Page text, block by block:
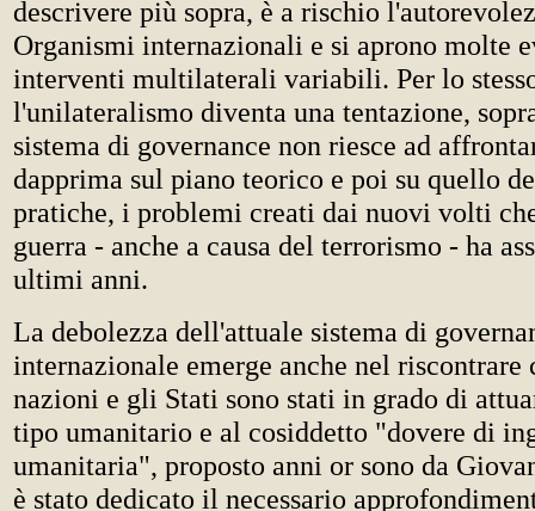
descrivere più sopra, è a rischio
Organismi internazionali e si aprono molte
interventi multilaterali variabili. Per lo
l'unilateralismo diventa una tentazione,
sistema di governance non riesce ad
dapprima sul piano teorico e poi su quello
pratiche, i problemi creati dai nuovi volti
guerra - anche a causa del terrorismo - ha
ultimi anni.
La debolezza dell'attuale sistema di
internazionale emerge anche nel riscontrare
nazioni e gli Stati sono stati in grado di
tipo umanitario e al cosiddetto "dovere di
umanitaria", proposto anni or sono da
è stato dedicato il necessario